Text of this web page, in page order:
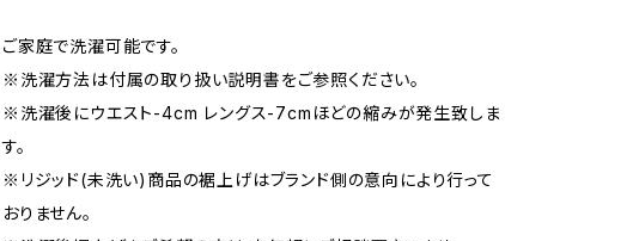
ご家庭で洗濯可能です。
※洗濯方法は付属の取り扱い説明書をご参照ください。
※洗濯後にウエスト-4cm レングス-7cmほどの縮みが発生致しま
す。
※リジッド(未洗い)商品の裾上げはブランド側の意向により行って
おりません。